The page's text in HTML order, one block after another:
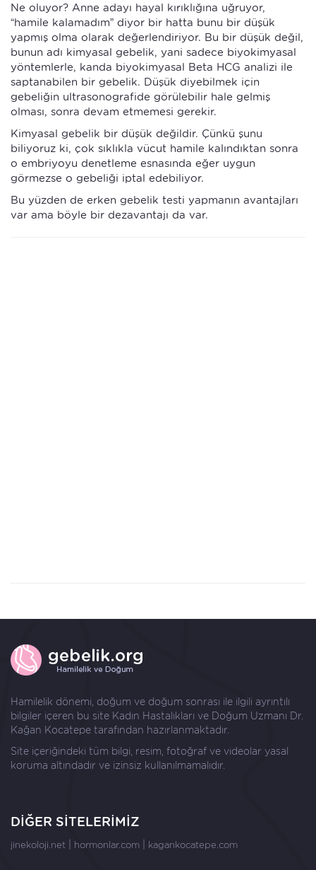
Ne oluyor? Anne adayı hayal kırıklığına uğruyor,
“hamile kalamadım” diyor bir hatta bunu bir düşük
yapmış olma olarak değerlendiriyor. Bu bir düşük değil,
bunun adı kimyasal gebelik, yani sadece biyokimyasal
yöntemlerle, kanda biyokimyasal Beta HCG analizi ile
saptanabilen bir gebelik. Düşük diyebilmek için
gebeliğin ultrasonografide görülebilir hale gelmiş
olması, sonra devam etmemesi gerekir.
Kimyasal gebelik bir düşük değildir. Çünkü şunu
biliyoruz ki, çok sıklıkla vücut hamile kalındıktan sonra
o embriyoyu denetleme esnasında eğer uygun
görmezse o gebeliği iptal edebiliyor.
Bu yüzden de erken gebelik testi yapmanın avantajları
var ama böyle bir dezavantajı da var.
Hamilelik dönemi, doğum ve doğum sonrası ile ilgili ayrıntılı
bilgiler içeren bu site Kadın Hastalıkları ve Doğum Uzmanı Dr.
Kağan Kocatepe tarafından hazırlanmaktadır.
Site içeriğindeki tüm bilgi, resim, fotoğraf ve videolar yasal
koruma altındadır ve izinsiz kullanılmamalıdır.
DİĞER SİTELERİMİZ
jinekoloji.net hormonlar.com kagankocatepe.com